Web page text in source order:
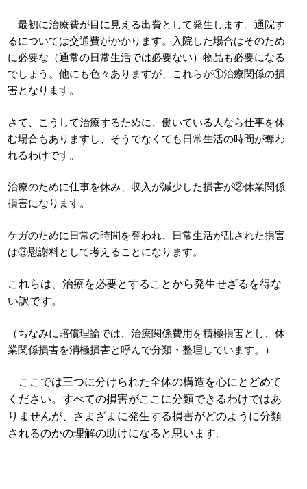
最初に治療費が目に見える出費として発生します。通院す
るについては交通費がかかります。入院した場合はそのため
に必要な（通常の日常生活では必要ない）物品も必要になる
でしょう。他にも色々ありますが、これらが①治療関係の損
害となります。
さて、こうして治療するために、働いている人なら仕事を休
む場合もありますし、そうでなくても日常生活の時間が奪わ
れるわけです。
治療のために仕事を休み、収入が減少した損害が②休業関係
損害になります。
ケガのために日常の時間を奪われ、日常生活が乱された損害
は③慰謝料として考えることになります。
これらは、治療を必要とすることから発生せざるを得な
い訳です。
（ちなみに賠償理論では、治療関係費用を積極損害とし、休
業関係損害を消極損害と呼んで分類・整理しています。）
ここでは三つに分けられた全体の構造を心にとどめて
ください。すべての損害がここに分類できるわけではあ
りませんが、さまざまに発生する損害がどのように分類
されるのかの理解の助けになると思います。